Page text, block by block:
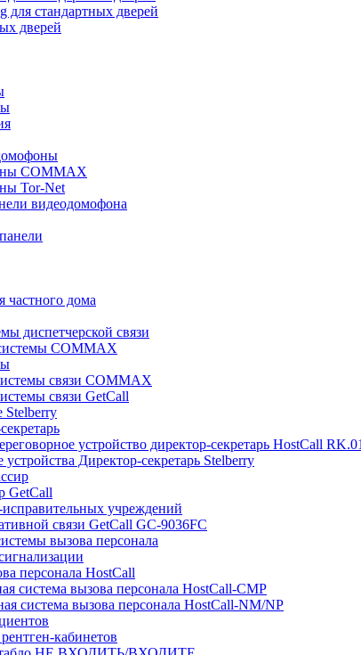
для стандартных дверей
дверей
COMMAX
Tor-Net
видеодомофона
дома
диспетчерской связи
COMMAX
связи COMMAX
связи GetCall
Stelberry
устройство директор-секретарь HostCall RK.01
Директор-секретарь Stelberry
GetCall
исправительных учреждений
связи GetCall GC-9036FC
вызова персонала
персонала HostCall
система вызова персонала HostCall-CMP
система вызова персонала HostCall-NM/NP
кабинетов